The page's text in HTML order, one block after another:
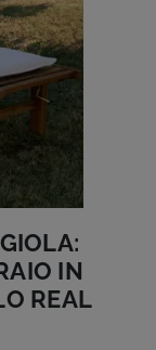
IN
REAL